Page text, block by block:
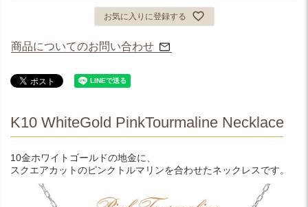
お気に入りに登録する
商品についてのお問い合わせ
K10 WhiteGold PinkTourmaline Necklace
10金ホワイトゴールドの地金に、
スクエアカットのピンクトルマリンを合わせたネックレスです。